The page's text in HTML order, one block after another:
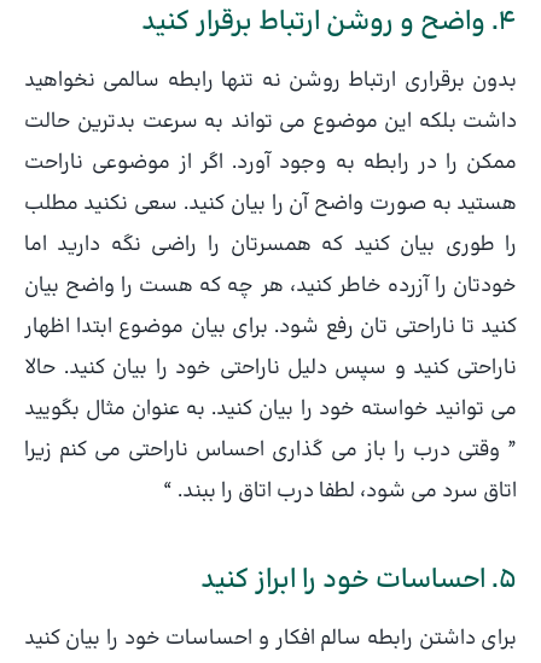
4. واضح و روشن ارتباط برقرار کنید
بدون برقراری ارتباط روشن نه تنها رابطه سالمی نخواهید
داشت بلکه این موضوع می تواند به سرعت بدترین حالت
ممکن را در رابطه به وجود آورد. اگر از موضوعی ناراحت
هستید به صورت واضح آن را بیان کنید. سعی نکنید مطلب
را طوری بیان کنید که همسرتان را راضی نگه دارید اما
خودتان را آزرده خاطر کنید، هر چه که هست را واضح بیان
کنید تا ناراحتی تان رفع شود. برای بیان موضوع ابتدا اظهار
ناراحتی کنید و سپس دلیل ناراحتی خود را بیان کنید. حالا
می توانید خواسته خود را بیان کنید. به عنوان مثال بگویید
” وقتی درب را باز می گذاری احساس ناراحتی می کنم زیرا
اتاق سرد می شود، لطفا درب اتاق را ببند. “
5. احساسات خود را ابراز کنید
برای داشتن رابطه سالم افکار و احساسات خود را بیان کنید